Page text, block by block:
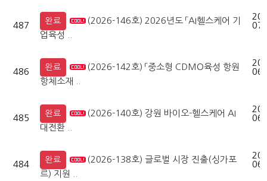
487 완료
(2026-146호) 2026년도 「AI헬스케어 기
업육성 ..
486 완료
(2026-142호) 「중소형 CDMO육성 항원
항체소재 ..
485 완료
(2026-140호) 강원 바이오-헬스케어 AI
대전환 ..
484 완료
(2026-138호) 글로벌 시장 진출(싱가포
르) 지원 ..